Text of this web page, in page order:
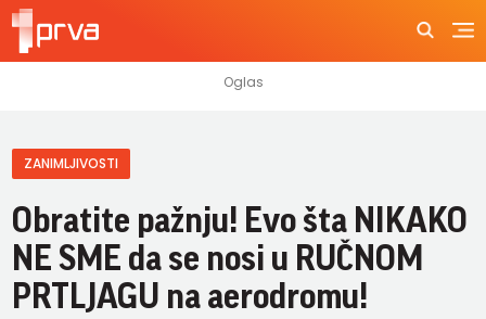
ZANIMLJIVOSTI
Obratite pažnju! Evo šta NIKAKO
NE SME da se nosi u RUČNOM
PRTLJAGU na aerodromu!